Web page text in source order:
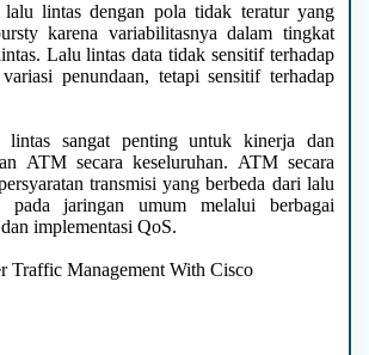
lintas dengan pola tidak teratur yang
karena variabilitasnya dalam tingkat
Lalu lintas data tidak sensitif terhadap
penundaan, tetapi sensitif terhadap
lintas sangat penting untuk kinerja dan
ATM secara keseluruhan. ATM secara
transmisi yang berbeda dari lalu
pada jaringan umum melalui berbagai
implementasi QoS.
Traffic Management With Cisco